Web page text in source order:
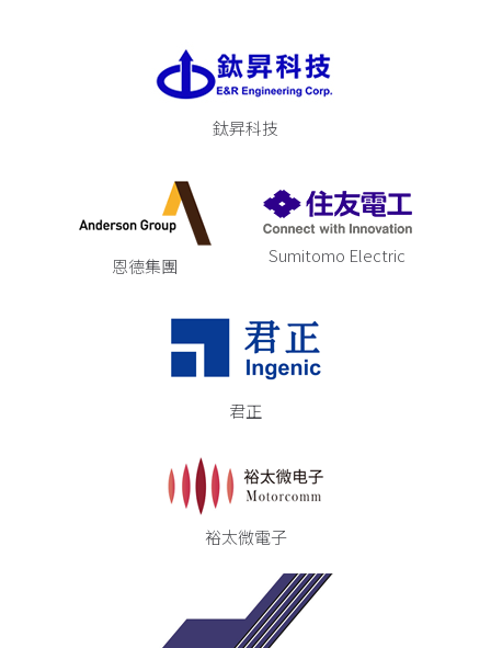
鈦昇科技
恩德集團 Sumitomo Electric
君正
裕太微電子